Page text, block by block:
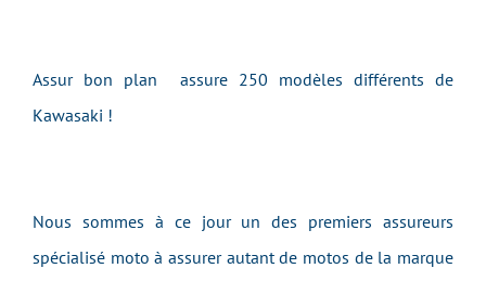
Assur bon plan assure 250 modèles différents de
Kawasaki !
Nous sommes à ce jour un des premiers assureurs
spécialisé moto à assurer autant de motos de la marque